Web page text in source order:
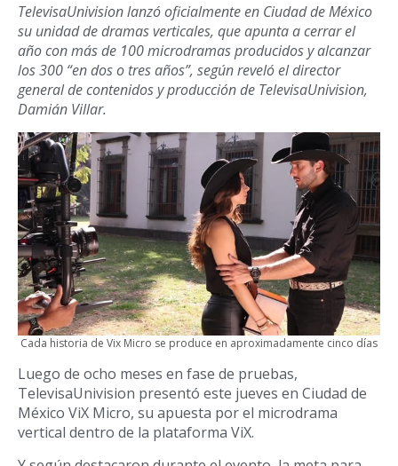
TelevisaUnivision lanzó oficialmente en Ciudad de México
su unidad de dramas verticales, que apunta a cerrar el
año con más de 100 microdramas producidos y alcanzar
los 300 “en dos o tres años”, según reveló el director
general de contenidos y producción de TelevisaUnivision,
Damián Villar.
Cada historia de Vix Micro se produce en aproximadamente cinco días
Luego de ocho meses en fase de pruebas,
TelevisaUnivision presentó este jueves en Ciudad de
México ViX Micro, su apuesta por el microdrama
vertical dentro de la plataforma ViX.